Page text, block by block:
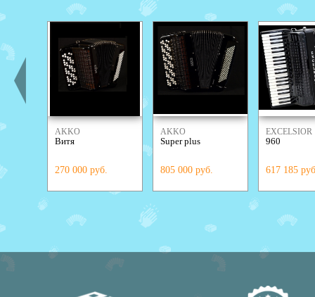
AKKO
Витя
270 000 руб.
AKKO
Super plus
805 000 руб.
EXCELSIOR
960
617 185